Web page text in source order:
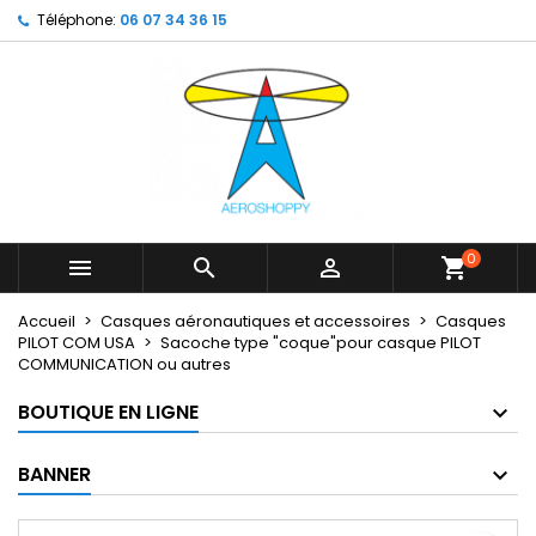
Téléphone: 06 07 34 36 15
   shopping_cart0
Accueil Casques aéronautiques et accessoires
Casques
PILOT COM USA
Sacoche type "coque"pour casque PILOT
COMMUNICATION ou autres
BOUTIQUE EN LIGNE
BANNER
My wishlists ×
Create new list
Créer une liste d'envies ×
Nom de la liste d'envies
Connexion ×
Vous devez être connecté pour ajouter des produits
Annuler